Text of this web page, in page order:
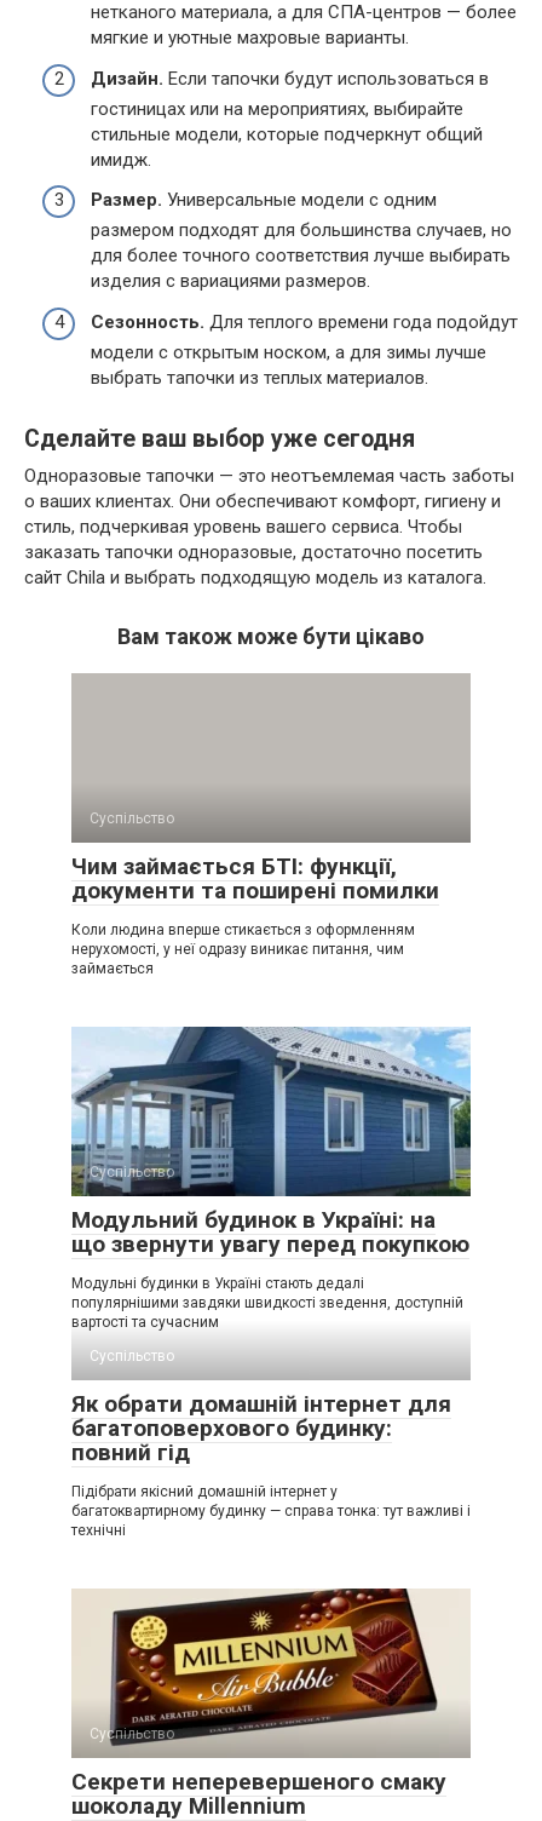
нетканого материала, а для СПА-центров — более
мягкие и уютные махровые варианты.
Дизайн. Если тапочки будут использоваться в
гостиницах или на мероприятиях, выбирайте
стильные модели, которые подчеркнут общий
имидж.
Размер. Универсальные модели с одним
размером подходят для большинства случаев, но
для более точного соответствия лучше выбирать
изделия с вариациями размеров.
Сезонность. Для теплого времени года подойдут
модели с открытым носком, а для зимы лучше
выбрать тапочки из теплых материалов.
Сделайте ваш выбор уже сегодня
Одноразовые тапочки — это неотъемлемая часть заботы
о ваших клиентах. Они обеспечивают комфорт, гигиену и
стиль, подчеркивая уровень вашего сервиса. Чтобы
заказать тапочки одноразовые, достаточно посетить
сайт Chila и выбрать подходящую модель из каталога.
Вам також може бути цікаво
Суспільство
Чим займається БТІ: функції,
документи та поширені помилки
Коли людина вперше стикається з оформленням
нерухомості, у неї одразу виникає питання, чим
займається
Суспільство
Модульний будинок в Україні: на
що звернути увагу перед покупкою
Модульні будинки в Україні стають дедалі
популярнішими завдяки швидкості зведення, доступній
вартості та сучасним
Суспільство
Як обрати домашній інтернет для
багатоповерхового будинку:
повний гід
Підібрати якісний домашній інтернет у
багатоквартирному будинку — справа тонка: тут важливі і
технічні
Суспільство
Секрети неперевершеного смаку
шоколаду Millennium